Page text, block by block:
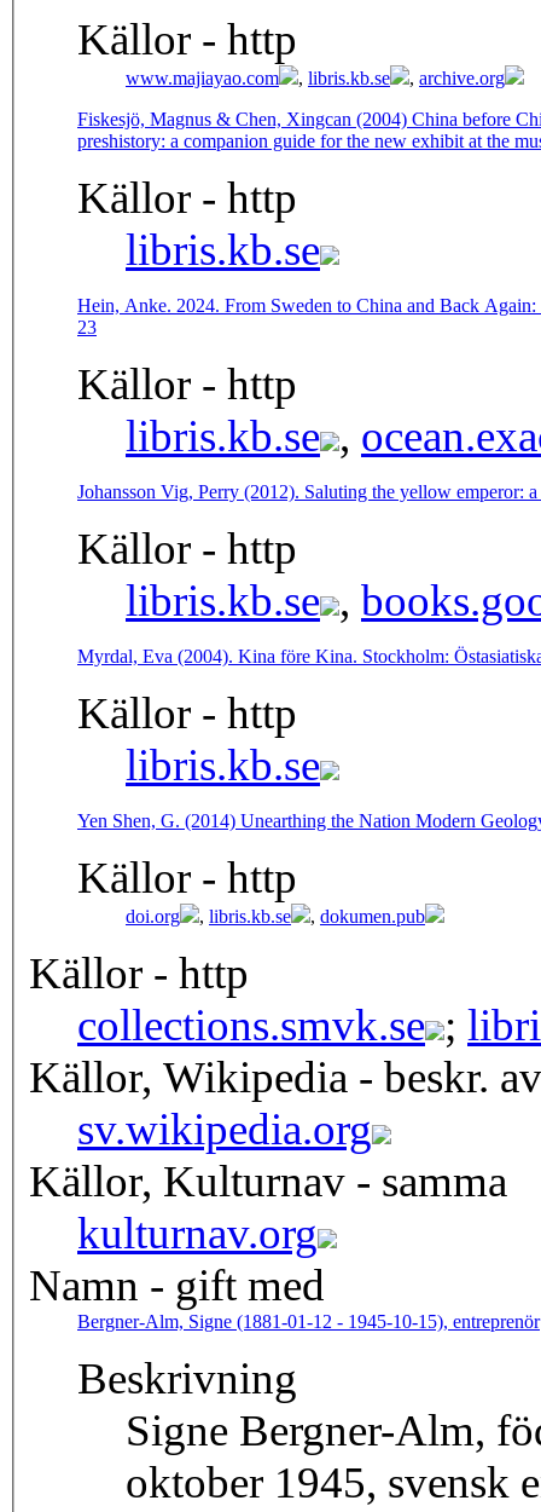
Källor - http
www.majiayao.com , libris.kb.se , archive.org
Fiskesjö, Magnus & Chen, Xingcan (2004) China before
preshistory: a companion guide for the new exhibit at the
Källor - http
libris.kb.se
Hein, Anke. 2024. From Sweden to China and Back
23
Källor - http
libris.kb.se ,
Johansson Vig, Perry (2012). Saluting the yellow emperor:
Källor - http
libris.kb.se ,
Myrdal, Eva (2004). Kina före Kina. Stockholm:
Källor - http
libris.kb.se
Yen Shen, G. (2014) Unearthing the Nation Modern
Källor - http
doi.org , libris.kb.se , dokumen.pub
Källor - http
collections.smvk.se ;
Källor, Wikipedia - beskr. av
sv.wikipedia.org
Källor, Kulturnav - samma
kulturnav.org
Namn - gift med
Bergner-Alm, Signe (1881-01-12 - 1945-10-15), entreprenör
Beskrivning
Signe Bergner-Alm,
oktober 1945, svensk